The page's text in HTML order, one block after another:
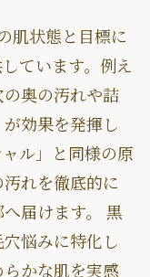
肌状態と目標に
ています。例え
奥の汚れや詰
が効果を発揮し
ル」と同様の原
れを徹底的に
届けます。 黒
悩みに特化し
かな肌を実感